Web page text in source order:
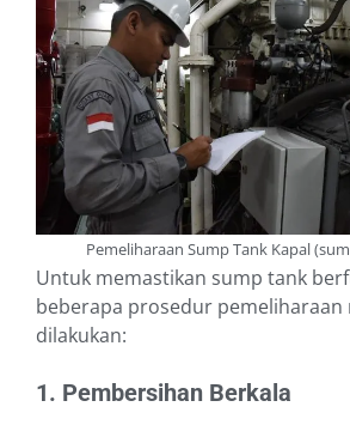
Pemeliharaan Sump Tank Kapal
Untuk memastikan sump tank
beberapa prosedur
dilakukan:
1. Pembersihan Berkala